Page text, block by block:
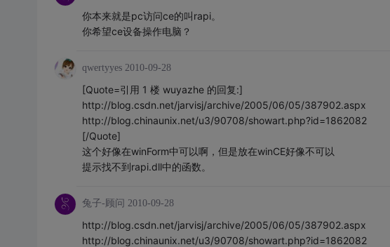
你本来就是pc访问ce的叫rapi。
你希望ce设备操作电脑？
qwertyyes 2010-09-28
[Quote=引用 1 楼 wuyazhe 的回复:]
http://blog.csdn.net/jarvisj/archive/2005/06/05/387902.aspx
http://blog.chinaunix.net/u3/90708/showart.php?id=1862082
[/Quote]
这个好像在winForm中可以啊，但是放在winCE好像不可以
提示找不到rapi.dll中的函数。
兔子-顾问 2010-09-28
http://blog.csdn.net/jarvisj/archive/2005/06/05/387902.aspx
http://blog.chinaunix.net/u3/90708/showart.php?id=1862082